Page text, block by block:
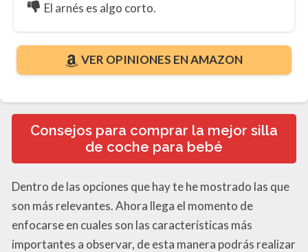
El arnés es algo corto.
VER OPINIONES EN AMAZON
Consejos para comprar la mejor silla
de coche para bebé
Dentro de las opciones que hay te he mostrado las que
son más relevantes. Ahora llega el momento de
enfocarse en cuales son las características más
importantes a observar, de esta manera podrás realizar